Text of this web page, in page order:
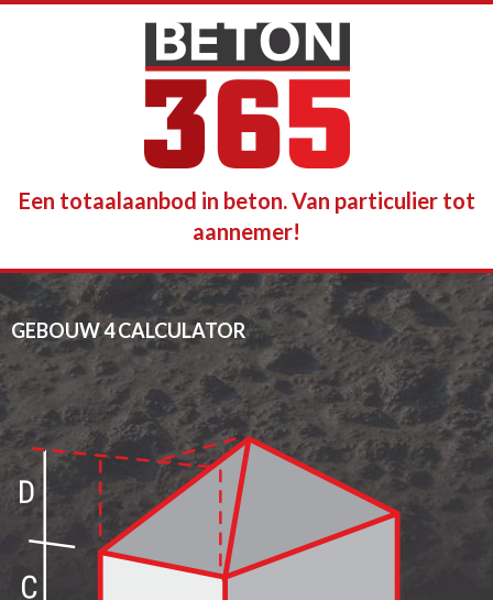
Een totaalaanbod in beton. Van particulier tot
aannemer!
GEBOUW 4 CALCULATOR